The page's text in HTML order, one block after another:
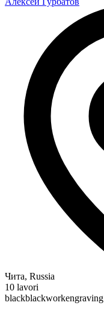
Чита, Russia
10 lavori
blackblackworkengraving